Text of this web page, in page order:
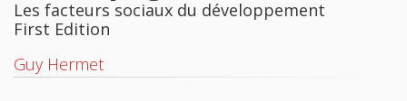
Les facteurs sociaux du développement
First Edition
Guy Hermet